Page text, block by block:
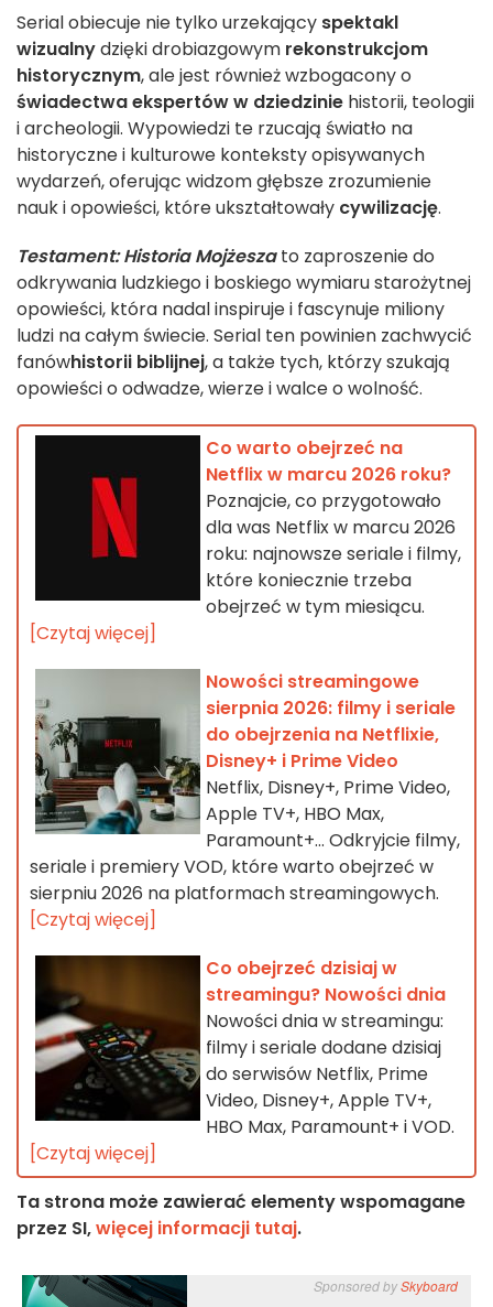
Serial obiecuje nie tylko urzekający spektakl
wizualnydzięki drobiazgowym rekonstrukcjom
historycznym, ale jest również wzbogacony o
świadectwa ekspertów w dziedzinie historii, teologii
i archeologii. Wypowiedzi te rzucają światło na
historyczne i kulturowe konteksty opisywanych
wydarzeń, oferując widzom głębsze zrozumienie
nauk i opowieści, które ukształtowały cywilizację.
Testament: Historia Mojżeszato zaproszenie do
odkrywania ludzkiego i boskiego wymiaru starożytnej
opowieści, która nadal inspiruje i fascynuje miliony
ludzi na całym świecie. Serial ten powinien zachwycić
fanówhistorii biblijnej, a także tych, którzy szukają
opowieści o odwadze, wierze i walce o wolność.
Co warto obejrzeć na
Netflix w marcu 2026 roku?
Poznajcie, co przygotowało
dla was Netflix w marcu 2026
roku: najnowsze seriale i filmy,
które koniecznie trzeba
obejrzeć w tym miesiącu.
[Czytaj więcej]
Nowości streamingowe
sierpnia 2026: filmy i seriale
do obejrzenia na Netflixie,
Disney+ i Prime Video
Netflix, Disney+, Prime Video,
Apple TV+, HBO Max,
Paramount+… Odkryjcie filmy,
seriale i premiery VOD, które warto obejrzeć w
sierpniu 2026 na platformach streamingowych.
[Czytaj więcej]
Co obejrzeć dzisiaj w
streamingu? Nowości dnia
Nowości dnia w streamingu:
filmy i seriale dodane dzisiaj
do serwisów Netflix, Prime
Video, Disney+, Apple TV+,
HBO Max, Paramount+ i VOD.
[Czytaj więcej]
Ta strona może zawierać elementy wspomagane
przez SI,więcej informacji tutaj.